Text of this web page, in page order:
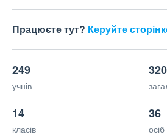
Працюєте тут? Керуйте
249
учнів
320
14
класів
36